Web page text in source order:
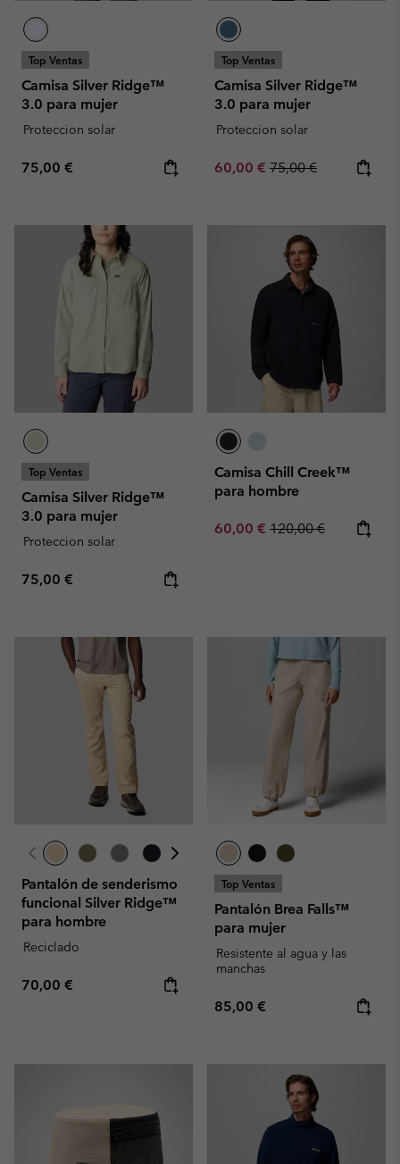
Top Ventas
Camisa Silver Ridge™
3.0 para mujer
Proteccion solar
Regular price:
75,00 €
Top Ventas
Camisa Silver Ridge™
3.0 para mujer
Proteccion solar
Sale price:
60,00 € Regular price:
75,00 €
Top Ventas
Camisa Silver Ridge™
3.0 para mujer
Proteccion solar
Regular price:
75,00 €
Camisa Chill Creek™
para hombre
Sale price:
60,00 € Regular price:
120,00 €
Pantalón de senderismo
funcional Silver Ridge™
para hombre
Reciclado
Regular price:
70,00 €
Top Ventas
Pantalón Brea Falls™
para mujer
Resistente al agua y las
manchas
Regular price:
85,00 €